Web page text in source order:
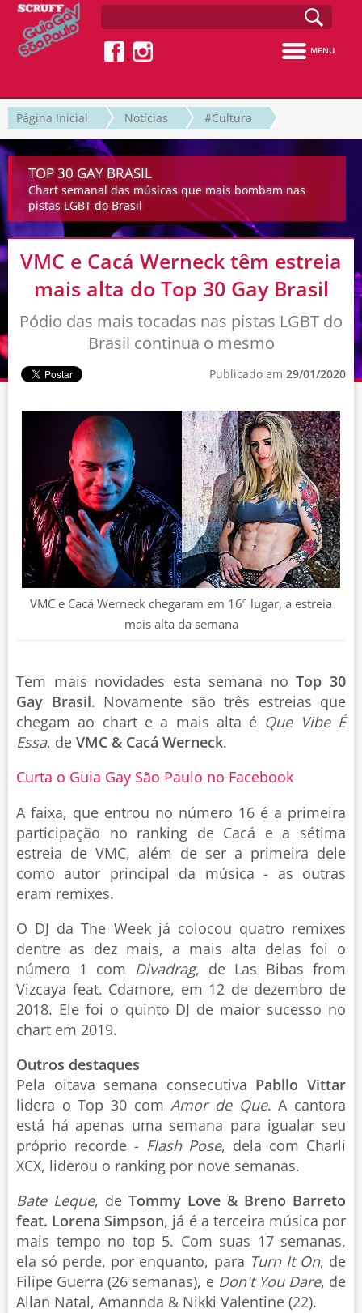
MENU
Página Inicial Notícias #Cultura
TOP 30 GAY BRASIL
Chart semanal das músicas que mais bombam nas
pistas LGBT do Brasil
VMC e Cacá Werneck têm estreia
mais alta do Top 30 Gay Brasil
Pódio das mais tocadas nas pistas LGBT do
Brasil continua o mesmo
Publicado em 29/01/2020
VMC e Cacá Werneck chegaram em 16º lugar, a estreia
mais alta da semana
Tem mais novidades esta semana noTop 30
Gay Brasil. Novamente são três estreias que
chegam ao chart e a mais alta é Que Vibe É
Essa, de VMC & Cacá Werneck.
Curta o Guia Gay São Paulo no Facebook
A faixa, que entrou no número 16 é a primeira
participação no ranking de Cacá e a sétima
estreia de VMC, além de ser a primeira dele
como autor principal da música - as outras
eram remixes.
O DJ da The Week já colocou quatro remixes
dentre as dez mais, a mais alta delas foi o
número 1 com Divadrag, de Las Bibas from
Vizcaya feat. Cdamore, em 12 de dezembro de
2018. Ele foi o quinto DJ de maior sucesso no
chart em 2019.
Outros destaques
Pela oitava semana consecutiva Pabllo Vittar
lidera o Top 30 comAmor de Que. A cantora
está há apenas uma semana para igualar seu
próprio recorde - Flash Pose, dela com Charli
XCX, liderou o ranking por nove semanas.
Bate Leque, de Tommy Love & Breno Barreto
feat. Lorena Simpson, já é a terceira música por
mais tempo no top 5. Com suas 17 semanas,
ela só perde, por enquanto, para Turn It On, de
Filipe Guerra (26 semanas), e Don't You Dare, de
Allan Natal, Amannda & Nikki Valentine (22).